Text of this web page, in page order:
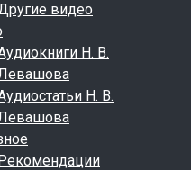
видео
Н. В.
Н. В.